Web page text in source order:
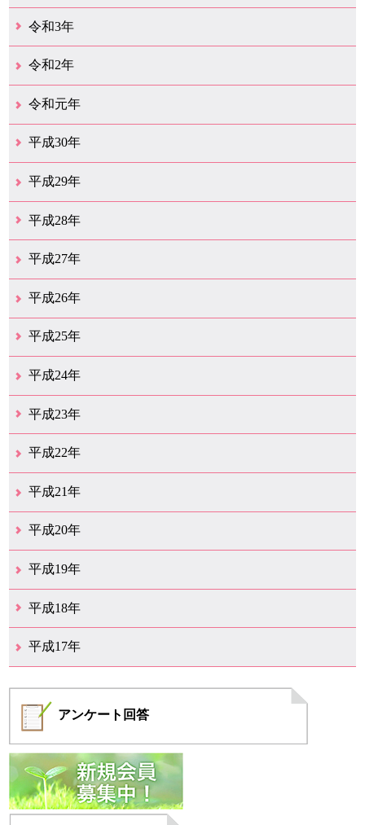
12月（43）
11月（21）
10月（35）
9月（34）
8月（36）
7月（25）
6月（32）
5月（17）
4月（48）
3月（42）
2月（23）
1月（31）
令和3年
12月（26）
11月（25）
10月（18）
9月（34）
8月（27）
7月（31）
6月（26）
5月（36）
4月（39）
3月（68）
2月（19）
1月（45）
令和2年
12月（41）
11月（18）
10月（25）
9月（20）
8月（31）
7月（29）
6月（41）
5月（36）
4月（50）
3月（69）
2月（38）
1月（12）
令和元年
12月（22）
11月（21）
10月（38）
9月（24）
8月（16）
7月（29）
6月（27）
5月（15）
4月（47）
3月（23）
2月（10）
1月（9）
平成30年
12月（29）
11月（13）
10月（18）
9月（17）
8月（19）
7月（65）
6月（20）
5月（16）
4月（29）
3月（41）
2月（16）
1月（15）
平成29年
12月（22）
11月（11）
10月（22）
9月（31）
8月（19）
7月（30）
6月（6）
5月（13）
4月（10）
3月（10）
2月（5）
1月（6）
平成28年
12月（15）
11月（12）
10月（11）
9月（21）
8月（11）
7月（18）
6月（15）
5月（27）
4月（50）
3月（37）
2月（12）
1月（9）
平成27年
12月（23）
11月（12）
10月（10）
9月（15）
8月（4）
7月（11）
6月（20）
5月（14）
4月（27）
3月（31）
2月（17）
1月（11）
平成26年
12月（13）
11月（12）
10月（13）
9月（16）
8月（17）
7月（11）
6月（13）
5月（5）
4月（16）
3月（16）
2月（15）
1月（11）
平成25年
12月（17）
11月（8）
10月（12）
9月（12）
8月（10）
7月（11）
6月（9）
5月（10）
4月（13）
3月（15）
2月（17）
1月（9）
平成24年
12月（11）
11月（8）
10月（9）
9月（13）
8月（7）
7月（11）
6月（10）
5月（14）
4月（9）
3月（17）
2月（6）
1月（20）
平成23年
12月（14）
11月（17）
10月（24）
9月（16）
8月（17）
7月（12）
6月（14）
5月（19）
4月（20）
3月（13）
2月（6）
1月（4）
平成22年
12月（10）
11月（19）
10月（17）
9月（26）
8月（19）
7月（14）
6月（13）
5月（10）
4月（12）
3月（25）
2月（14）
1月（14）
平成21年
12月（11）
11月（9）
10月（15）
9月（9）
8月（11）
7月（19）
6月（16）
5月（12）
4月（29）
3月（19）
2月（12）
1月（4）
平成20年
12月（19）
11月（10）
10月（18）
9月（10）
8月（9）
7月（14）
6月（15）
5月（10）
4月（9）
3月（13）
2月（8）
1月（5）
平成19年
12月（11）
11月（10）
10月（6）
9月（2）
8月（6）
7月（6）
6月（3）
5月（9）
4月（9）
3月（9）
2月（7）
1月（6）
平成18年
12月（11）
11月（7）
10月（5）
9月（6）
8月（9）
7月（9）
6月（18）
5月（12）
4月（14）
3月（20）
2月（10）
1月（9）
平成17年
アンケート 回答